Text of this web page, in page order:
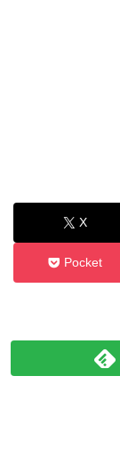
X
Pocket